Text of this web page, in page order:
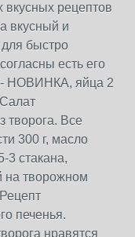
рецептов
вкусный и
быстро
есть его
- НОВИНКА, яйца 2
творога. Все
300 г, масло
3 стакана,
на творожном
печенья.
нравятся